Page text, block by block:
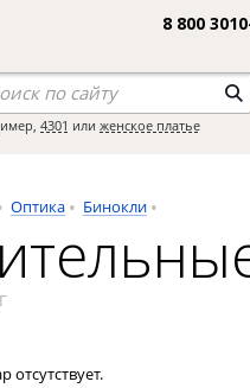
8 800
4301 или женское платье
Оптика Бинокли
отсутствует.